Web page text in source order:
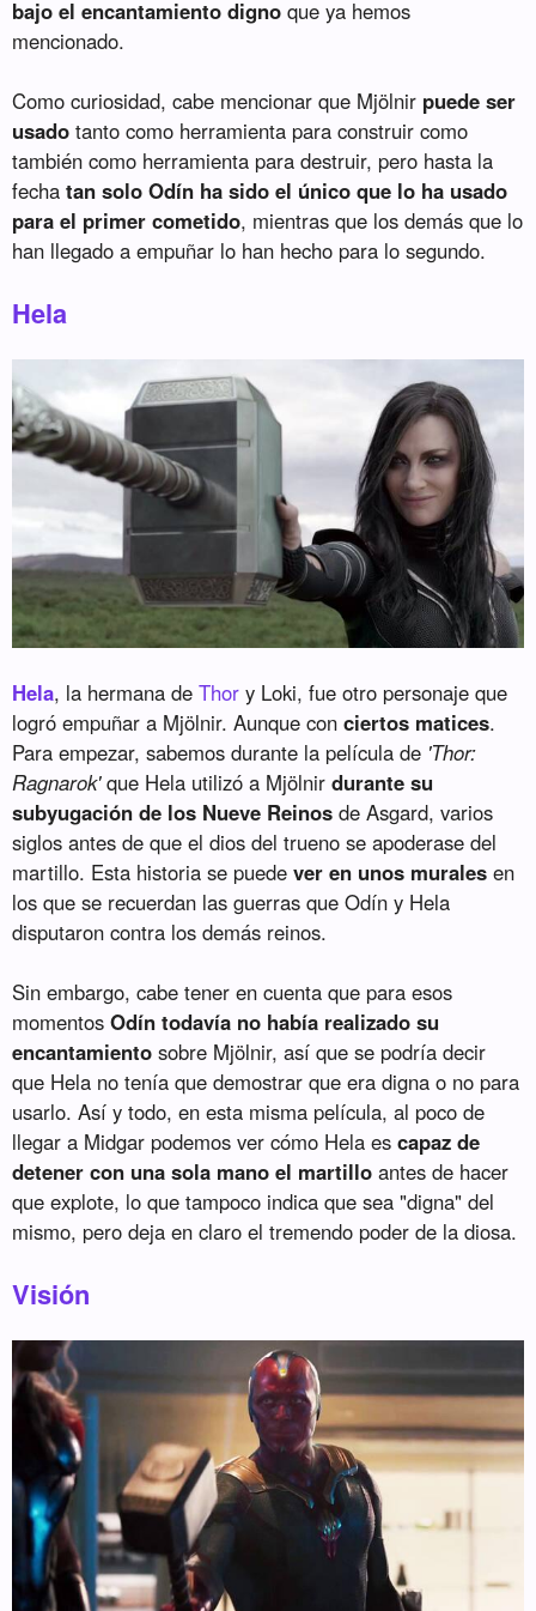
bajo el encantamiento digno que ya hemos
mencionado.
Como curiosidad, cabe mencionar que Mjölnir puede ser
usado tanto como herramienta para construir como
también como herramienta para destruir, pero hasta la
fechatan solo Odín ha sido el único que lo ha usado
para el primer cometido, mientras que los demás que lo
han llegado a empuñar lo han hecho para lo segundo.
Hela
Hela, la hermana deThor y Loki, fue otro personaje que
logró empuñar a Mjölnir. Aunque conciertos matices.
Para empezar, sabemos durante la película de 'Thor:
Ragnarok'que Hela utilizó a Mjölnirdurante su
subyugación de los Nueve Reinos de Asgard, varios
siglos antes de que el dios del trueno se apoderase del
martillo. Esta historia se puedever en unos murales en
los que se recuerdan las guerras que Odín y Hela
disputaron contra los demás reinos.
Sin embargo, cabe tener en cuenta que para esos
momentosOdín todavía no había realizado su
encantamiento sobre Mjölnir, así que se podría decir
que Hela no tenía que demostrar que era digna o no para
usarlo. Así y todo, en esta misma película, al poco de
llegar a Midgar podemos ver cómo Hela escapaz de
detener con una sola mano el martillo antes de hacer
que explote, lo que tampoco indica que sea "digna" del
mismo, pero deja en claro el tremendo poder de la diosa.
Visión